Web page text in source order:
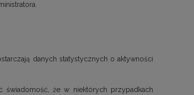
danych statystycznych o aktywności
że w niektórych przypadkach